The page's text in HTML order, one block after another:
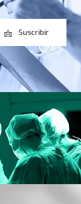
Suscribir